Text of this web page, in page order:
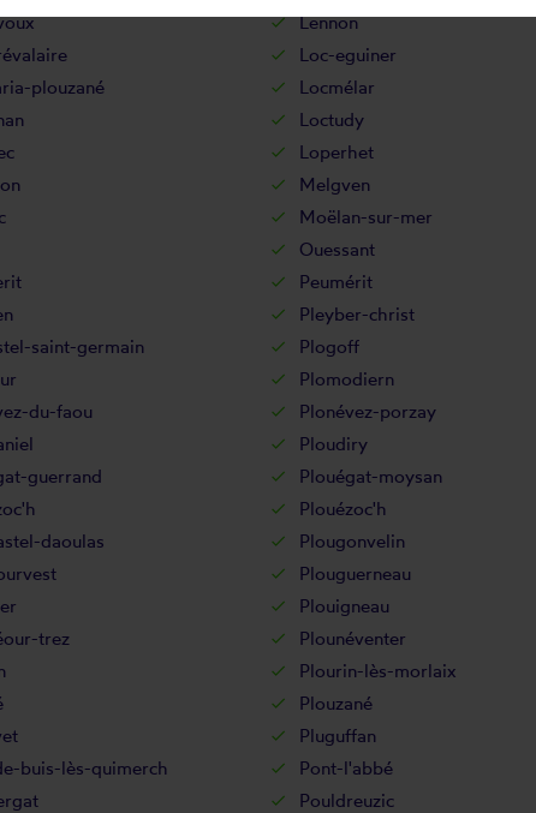
Lennon
Loc-eguiner
plouzané Locmélar
Loctudy
Loperhet
Melgven
Moëlan-sur-mer
Ouessant
Peumérit
Pleyber-christ
saint-germain Plogoff
Plomodiern
du-faou Plonévez-porzay
Ploudiry
guerrand Plouégat-moysan
Plouézoc'h
daoulas Plougonvelin
Plouguerneau
Plouigneau
trez Plounéventer
Plourin-lès-morlaix
Plouzané
Pluguffan
buis-lès-quimerch Pont-l'abbé
Pouldreuzic